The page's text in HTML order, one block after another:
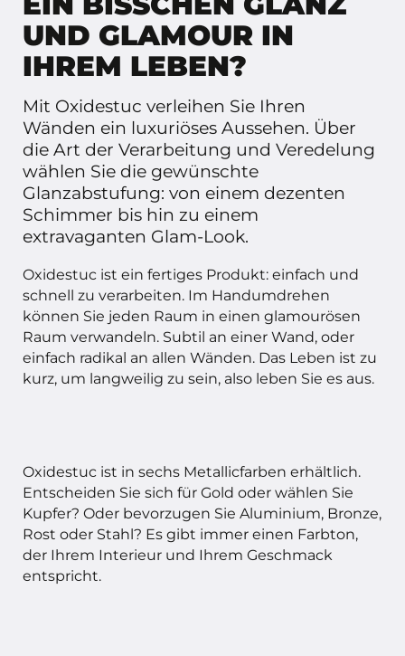
nicht notwendig ist. Verwenden Sie niemals Chlor oder
Bleichmittel, da diese die Beschichtungsschicht (und
damit Ihren Stuck) beschädigen.
UND GLAMOUR IN
IHREM LEBEN?
Mit Oxidestuc verleihen Sie Ihren
Wänden ein luxuriöses Aussehen. Über
die Art der Verarbeitung und Veredelung
wählen Sie die gewünschte
Glanzabstufung: von einem dezenten
Schimmer bis hin zu einem
extravaganten Glam-Look.
Oxidestuc ist ein fertiges Produkt: einfach und
schnell zu verarbeiten. Im Handumdrehen
können Sie jeden Raum in einen glamourösen
Raum verwandeln. Subtil an einer Wand, oder
einfach radikal an allen Wänden. Das Leben ist zu
kurz, um langweilig zu sein, also leben Sie es aus.
Oxidestuc ist in sechs Metallicfarben erhältlich.
Entscheiden Sie sich für Gold oder wählen Sie
Kupfer? Oder bevorzugen Sie Aluminium, Bronze,
Rost oder Stahl? Es gibt immer einen Farbton,
der Ihrem Interieur und Ihrem Geschmack
entspricht.